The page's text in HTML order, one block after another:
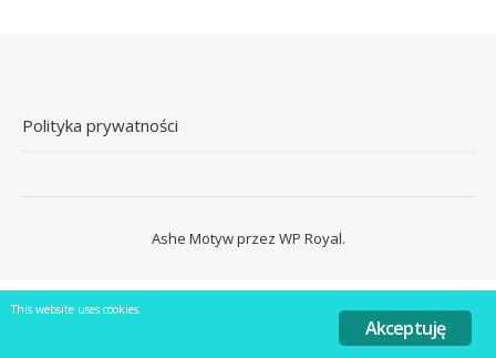
Polityka prywatności
Ashe Motyw przez WP Royal.
Akceptuję
This website uses cookies.